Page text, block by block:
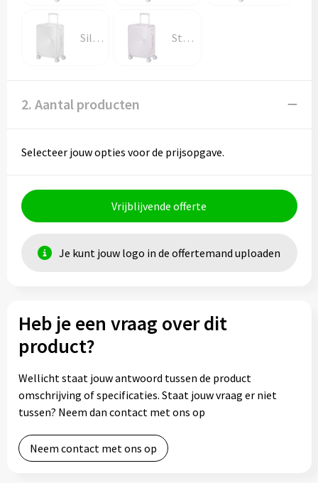
Silver Stormy Lilac
2. Aantal producten
Selecteer jouw opties voor de prijsopgave.
Vrijblijvende offerte
Je kunt jouw logo in de offertemand uploaden
Heb je een vraag over dit
product?
Wellicht staat jouw antwoord tussen de product
omschrijving of specificaties. Staat jouw vraag er niet
tussen? Neem dan contact met ons op
Neem contact met ons op